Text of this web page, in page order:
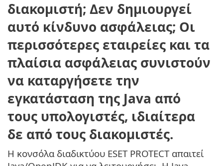
διακομιστή; Δεν δημιουργεί
αυτό κίνδυνο ασφάλειας; Οι
περισσότερες εταιρείες και τα
πλαίσια ασφάλειας συνιστούν
να καταργήσετε την
εγκατάσταση της Java από
τους υπολογιστές, ιδιαίτερα
δε από τους διακομιστές.
Η κονσόλα διαδικτύου ESET PROTECT απαιτεί